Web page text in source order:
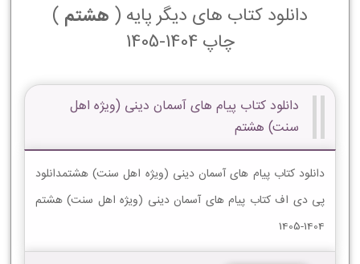
دانلود کتاب های دیگر پایه ( هشتم )
چاپ 1404-1405
دانلود کتاب پیام های آسمان دینی (ویژه اهل
سنت) هشتم
دانلود کتاب پیام های آسمان دینی (ویژه اهل سنت) هشتمدانلود
پی دی اف کتاب پیام های آسمان دینی (ویژه اهل سنت) هشتم
1404-1405